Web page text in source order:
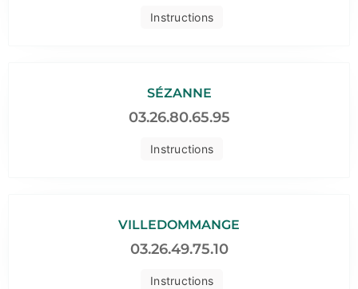
Instructions
Instructions
SÉZANNE
03.26.80.65.95
Instructions
VILLEDOMMANGE
03.26.49.75.10